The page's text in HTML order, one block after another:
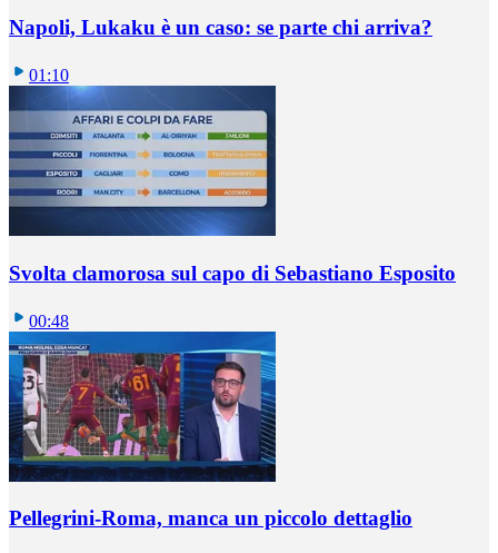
Napoli, Lukaku è un caso: se parte chi arriva?
01:10
Svolta clamorosa sul capo di Sebastiano Esposito
00:48
Pellegrini-Roma, manca un piccolo dettaglio